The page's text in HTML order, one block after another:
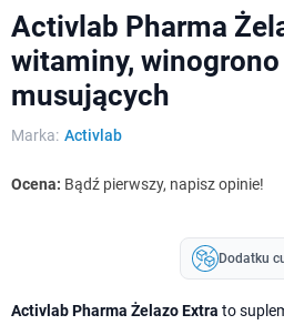
Activlab Pharma
witaminy,
musujących
Marka: Activlab
Ocena: Bądź pierwszy, napisz opinie!
Dodatku
Activlab Pharma Żelazo Extra to